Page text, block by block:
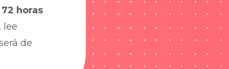
72 horas
lee
de